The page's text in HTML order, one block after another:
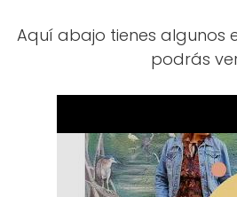
Aquí abajo tienes algunos
podrás